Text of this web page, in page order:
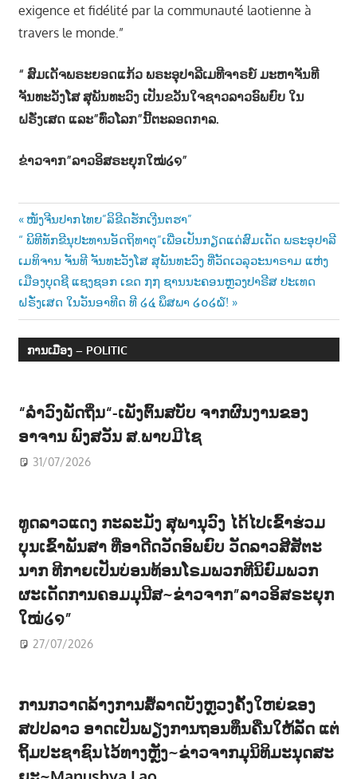
exigence et fidélité par la communauté laotienne à
travers le monde.”
“ ສົມເດັຈພຣະຍອດແກ້ວ ພຣະອຸປາລີເມທີຈາຣຍ໌ ມະຫາຈັນທີ
ຈັນທະວັງໂສ ສຸພັນທະວົງ ເປັນຂວັນໃຈຊາວລາວອົພຍົບ ໃນ
ຝຣັ່ງເສດ ແລະ”ທົ່ວໂລກ”ນີ້ຕະລອດກາລ.
ຂ່າວຈາກ”ລາວອິສຣະຍຸກໃໝ່໒໑”
Post
navigation
Previous
Post:
ໜັງຈີນປາກໄທຍ”ລິຂີດຮັກເງີນຕຮາ”
Next
Post:
“ ພິທີທັກຂີນຸປະທານອັດຖິທາຕຸ”ເພື່ອເປັນກຽດແດ່ສົມເດັດ ພຣະອຸປາລີ
ເມທິຈານ ຈັນທີ ຈັນທະວັງໂສ ສຸພັນທະວົງ ທີ່ວັດເວລຸວະນາຣາມ ແຫ່ງ
ເມືອງບຸດຊີ ແຊງຊອກ ເຂດ ໗໗ ຊານນະຄອນຫຼວງປາຣີສ ປະເທດ
ຝຣັ່ງເສດ ໃນວັນອາທີດ ທີ ໒໔ ພຶສພາ ໒໐໒໖!
ການເມືອງ – POLITIC
“ລຳວົງພັດຖິ່ນ“-ເພັງຕົ້ນສບັບ ຈາກຜົນງານຂອງ
ອາຈານ ພົງສວັນ ສ.ພາບມີໄຊ
31/07/2026
ທູດລາວແດງ ກະລະມັງ ສຸພານຸວົງ ໄດ້ໄປເຂົ້າຮ່ວມ
ບຸນເຂົ້າພັນສາ ທີ່ອາດີດວັດອົພຍົບ ວັດລາວສີສັຕະ
ນາກ ທີກາຍເປັນບ່ອນທ້ອນໂຣມພວກທີນິຍົມພວກ
ຜະເດັດການຄອມມຸນີສ~ຂ່າວຈາກ”ລາວອິສຣະຍຸກ
ໃໝ່໒໑”
27/07/2026
ການກວາດລ້າງການສໍ້ລາດບັງຫຼວງຄັ້ງໃຫຍ່ຂອງ
ສປປລາວ ອາດເປັນພຽງການຖອນທຶນຄືນໃຫ້ລັດ ແຕ່
ຖິ້ມປະຊາຊົນໄວ້ທາງຫຼັງ~ຂ່າວຈາກມຸນິທິມະນຸດສະ